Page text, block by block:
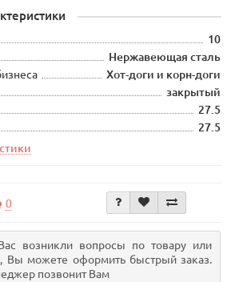
10
Нержавеющая сталь
Хот-доги и корн-доги
закрытый
27.5
27.5
0
возникли вопросы по товару или
Вы можете оформить быстрый заказ.
позвонит Вам